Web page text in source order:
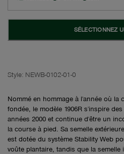
SÉLECTIONNEZ
Style: NEWB-0102-01-0
Nommé en hommage à l'année où la
fondée, le modèle 1906R s'inspire
années 2000 et continue d'être un
la course à pied. Sa semelle
est dotée du système Stability Web
voûte plantaire, tandis que la semelle